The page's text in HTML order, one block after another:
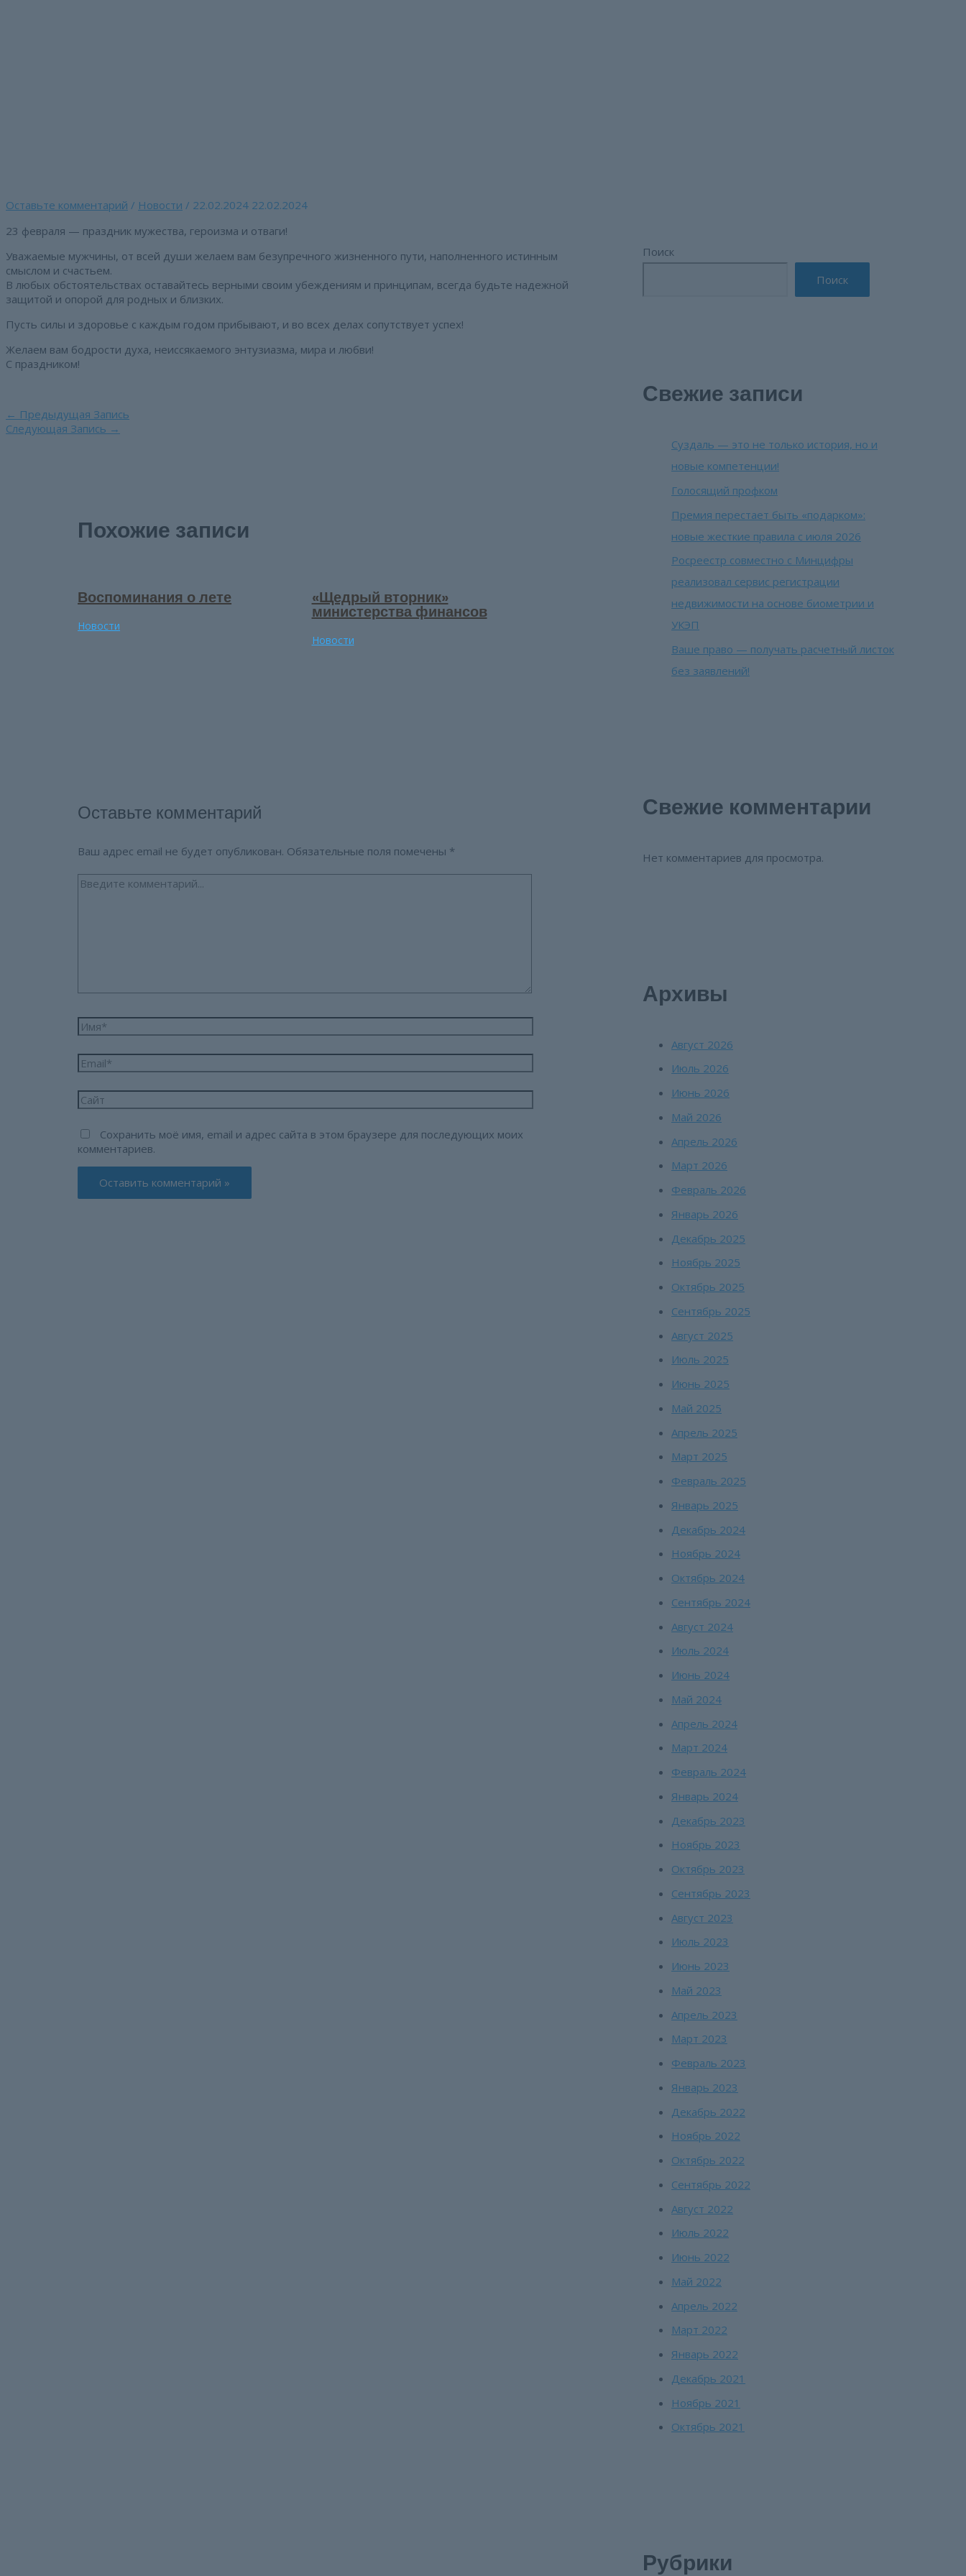
Оставьте комментарий / Новости / 22.02.2024 22.02.2024
23 февраля — праздник мужества, героизма и отваги!
Уважаемые мужчины, от всей души желаем вам безупречного жизненного пути, наполненного истинным
смыслом и счастьем.
В любых обстоятельствах оставайтесь верными своим убеждениям и принципам, всегда будьте надежной
защитой и опорой для родных и близких.
Пусть силы и здоровье с каждым годом прибывают, и во всех делах сопутствует успех!
Желаем вам бодрости духа, неиссякаемого энтузиазма, мира и любви!
С праздником!
Навигация
по
← Предыдущая Запись
Следующая Запись →
Похожие записи
Воспоминания о лете
Новости
«Щедрый вторник»
министерства финансов
Новости
Оставьте комментарий
Ваш адрес email не будет опубликован. Обязательные поля помечены *
Введите
Имя*
Email*
Сайт
Сохранить моё имя, email и адрес сайта в этом браузере для последующих моих
комментариев.
Поиск
Поиск
Свежие записи
Суздаль — это не только история, но и
новые компетенции!
Голосящий профком
Премия перестает быть «подарком»:
новые жесткие правила с июля 2026
Росреестр совместно с Минцифры
реализовал сервис регистрации
недвижимости на основе биометрии и
УКЭП
Ваше право — получать расчетный листок
без заявлений!
Свежие комментарии
Нет комментариев для просмотра.
Архивы
Август 2026
Июль 2026
Июнь 2026
Май 2026
Апрель 2026
Март 2026
Февраль 2026
Январь 2026
Декабрь 2025
Ноябрь 2025
Октябрь 2025
Сентябрь 2025
Август 2025
Июль 2025
Июнь 2025
Май 2025
Апрель 2025
Март 2025
Февраль 2025
Январь 2025
Декабрь 2024
Ноябрь 2024
Октябрь 2024
Сентябрь 2024
Август 2024
Июль 2024
Июнь 2024
Май 2024
Апрель 2024
Март 2024
Февраль 2024
Январь 2024
Декабрь 2023
Ноябрь 2023
Октябрь 2023
Сентябрь 2023
Август 2023
Июль 2023
Июнь 2023
Май 2023
Апрель 2023
Март 2023
Февраль 2023
Январь 2023
Декабрь 2022
Ноябрь 2022
Октябрь 2022
Сентябрь 2022
Август 2022
Июль 2022
Июнь 2022
Май 2022
Апрель 2022
Март 2022
Январь 2022
Декабрь 2021
Ноябрь 2021
Октябрь 2021
Рубрики